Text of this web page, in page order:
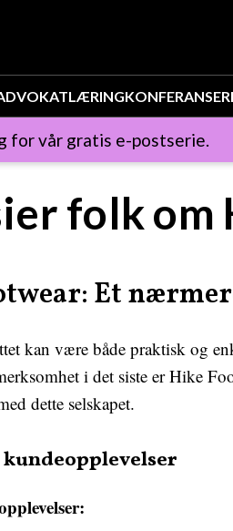
LÆRINGKONFERANSER
for vår gratis e-postserie.
folk om
Et
kan være både praktisk og
i det siste er Hike
dette selskapet.